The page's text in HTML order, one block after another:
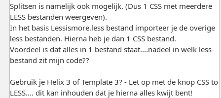
Splitsen is namelijk ook mogelijk. (Dus 1 CSS met meerdere
LESS bestanden weergeven).
In het basis Lessismore.less bestand importeer je de overige
less bestanden. Hierna heb je dan 1 CSS bestand.
Voordeel is dat alles in 1 bestand staat....nadeel in welk less-
bestand zit mijn code??
Gebruik je Helix 3 of Template 3? - Let op met de knop CSS to
LESS.... dit kan inhouden dat je hierna alles kwijt bent!